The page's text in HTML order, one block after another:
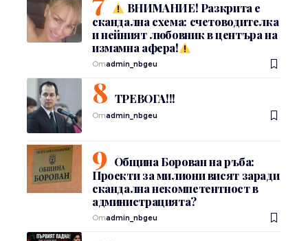
ВНИМАНИЕ! Разкрита е
скандална схема: счетоводителка
и нейният любовник в центъра на
измамна афера!
Отadmin_nbgeu
ТРЕВОГА!!!
Отadmin_nbgeu
Община Борован на ръба:
Проекти за милиони висят заради
скандална некомпетентност в
администрацията?
Отadmin_nbgeu